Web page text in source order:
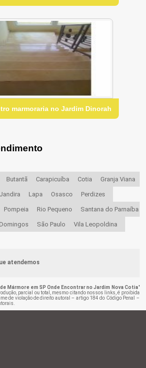
marmoraria no Jardim Dinorah
Butantã Carapicuíba Cotia Granja Viana
Jandira Lapa Osasco Perdizes
Pompeia Rio Pequeno Santana do Parnaíba
São Paulo Vila Leopoldina
atendemos
de Mármore em SP Onde Encontrar no Jardim Nova Cotia"
parcial ou total, mesmo citando nossos links, é proibida
de violação de direito autoral – artigo 184 do Código Penal –
.